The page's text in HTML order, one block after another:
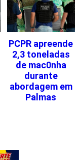
PCPR apreende
2,3 toneladas
de mac0nha
durante
abordagem em
Palmas